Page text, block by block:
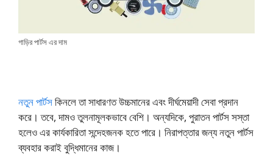
গাড়ির পার্টস এর দাম
নতুন পার্টসকিনলে তা সাধারণত উচ্চমানের এবং দীর্ঘমেয়াদী সেবা প্রদান
করে। তবে, দামও তুলনামূলকভাবে বেশি। অন্যদিকে, পুরাতন পার্টস সস্তা
হলেও এর কার্যকারিতা সন্দেহজনক হতে পারে। নিরাপত্তার জন্য নতুন পার্টস
ব্যবহার করাই বুদ্ধিমানের কাজ।